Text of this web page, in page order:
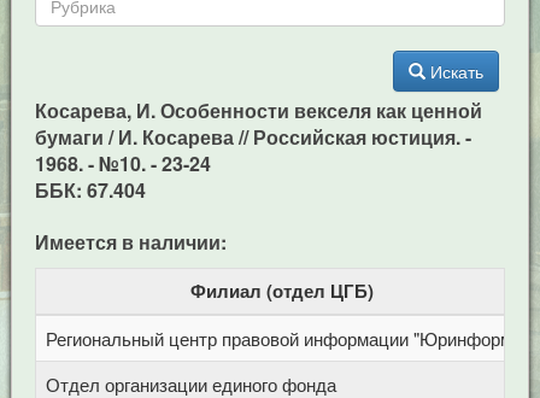
Искать
Косарева, И. Особенности векселя как ценной
бумаги / И. Косарева // Российская юстиция. -
1968. - №10. - 23-24
ББК: 67.404
Имеется в наличии:
Филиал (отдел ЦГБ)
Региональный центр правовой информации "Юринформ"
Отдел организации единого фонда